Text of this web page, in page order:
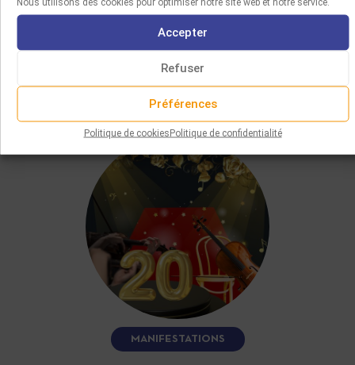
Accepter
Refuser
Préférences
Politique de cookiesPolitique de confidentialité
VOUS AIMEREZ AUSSI
MANIFESTATIONS